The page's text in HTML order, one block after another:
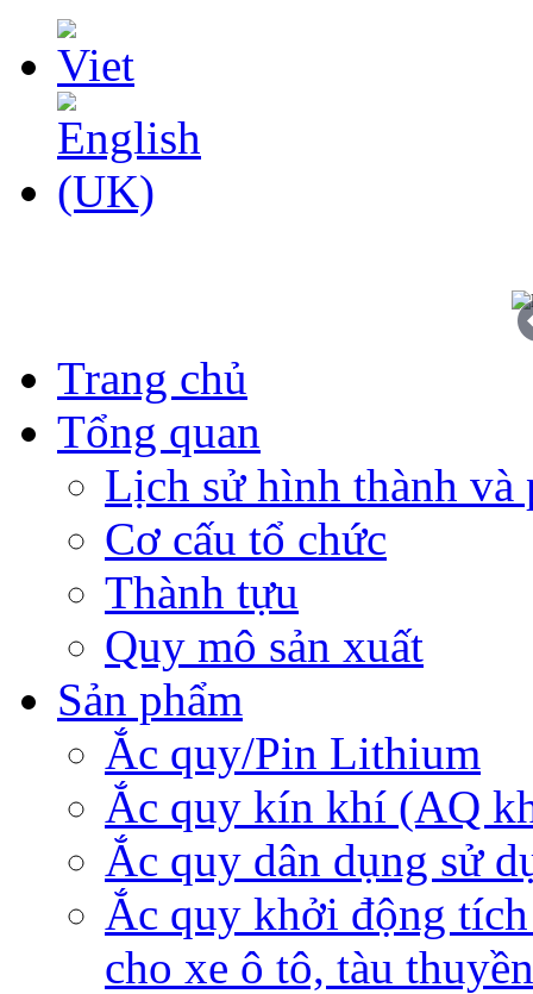
Trang chủ
Tổng quan
Lịch sử hình thành và
Cơ cấu tổ chức
Thành tựu
Quy mô sản xuất
Sản phẩm
Ắc quy/Pin Lithium
Ắc quy kín khí (AQ
Ắc quy dân dụng sử
Ắc quy khởi động
cho xe ô tô, tàu thuyền